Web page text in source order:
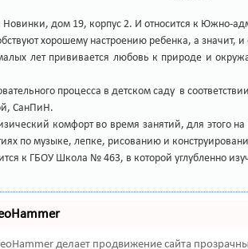
дом 19, корпус 2. И относится к Южно-
хорошему настроению ребенка, а
лет прививается любовь к природе и
процесса в детском саду в
СанПиН.
комфорт во время занятий, для
по музыке, лепке, рисованию и
к ГБОУ Школа № 463, в которой углубленно
делает продвижение сайта